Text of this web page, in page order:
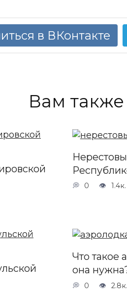
в ВКонтакте
Вам
0 1.4к.
Что такое
она
0 2.8к.